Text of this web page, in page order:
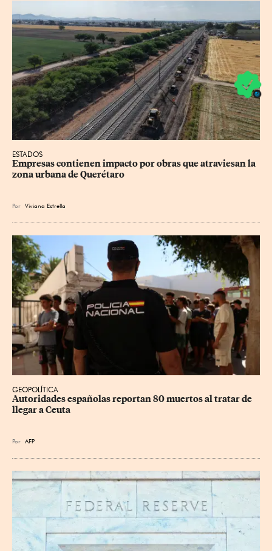
ESTADOS
Empresas contienen impacto por obras que atraviesan la
zona urbana de Querétaro
Por Viviana Estrella
GEOPOLÍTICA
Autoridades españolas reportan 80 muertos al tratar de
llegar a Ceuta
Por AFP